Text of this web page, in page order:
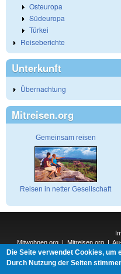
Osteuropa
Südeuropa
Türkei
Reiseberichte
Unterkunft
Übernachtung
Mitreisen.org
Gemeinsam reisen
Reisen in netter Gesellschaft
Mitwohnen.org|Mitreisen.org|
Under.org
Interconnections-Verlag.de|
Die Seite verwendet Cookies, um
Durch Nutzung der Seiten